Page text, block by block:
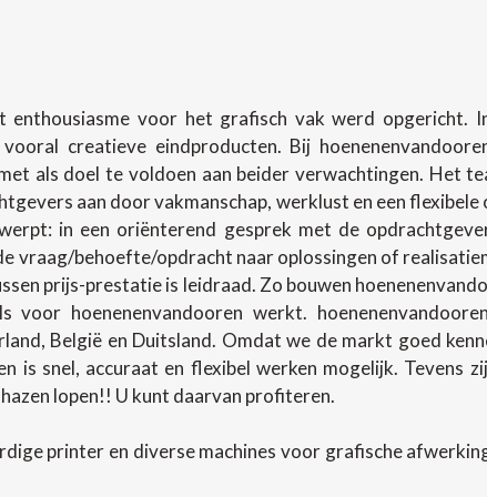
enthousiasme voor het grafisch vak werd opgericht.
creatieve eindproducten. Bij
als doel te voldoen aan beider verwachtingen. Het
aan door vakmanschap, werklust en een
in een oriënterend gesprek met de
vraag/behoefte/opdracht naar oplossingen of
prijs-prestatie is leidraad. Zo bouwen
hoenenenvandooren werkt.
België en Duitsland. Omdat we de markt goed
snel, accuraat en flexibel werken mogelijk. Tevens
lopen!! U kunt daarvan profiteren.
printer en diverse machines voor grafische